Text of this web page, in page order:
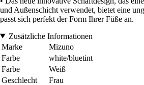
und Außenschicht verwendet, bietet eine
passt sich perfekt der Form Ihrer Füße an.
Zusätzliche Informationen
Marke
Mizuno
Farbe
white/bluetint
Farbe
Weiß
Geschlecht
Frau